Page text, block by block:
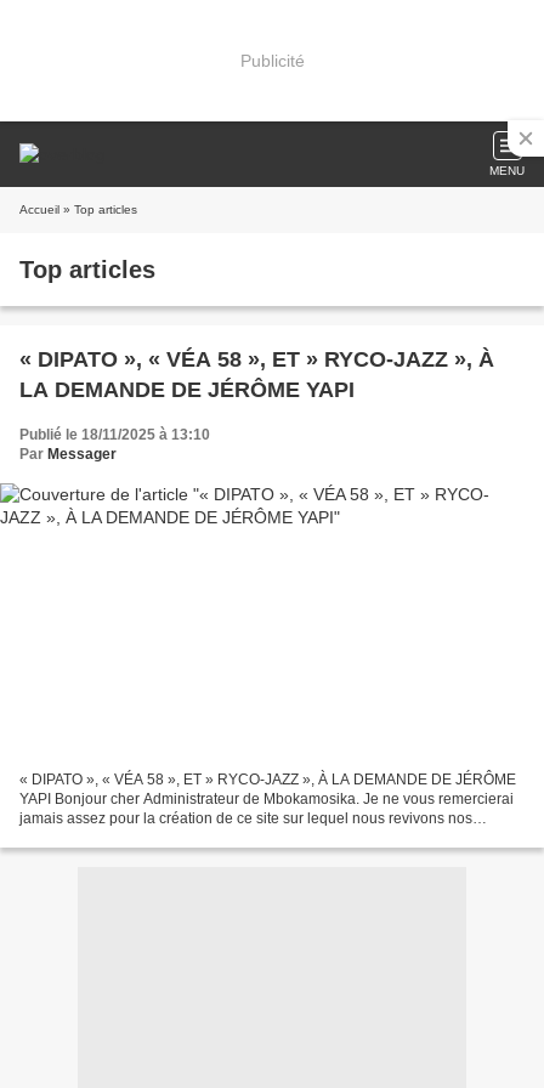
Publicité
MENU
Accueil » Top articles
Top articles
« DIPATO », « VÉA 58 », ET » RYCO-JAZZ », À
LA DEMANDE DE JÉRÔME YAPI
Publié le 18/11/2025 à 13:10
Par Messager
« DIPATO », « VÉA 58 », ET » RYCO-JAZZ », À LA DEMANDE DE JÉRÔME
YAPI Bonjour cher Administrateur de Mbokamosika. Je ne vous remercierai
jamais assez pour la création de ce site sur lequel nous revivons nos